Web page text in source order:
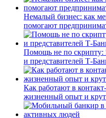
Немалый бизнес: как
помогают
Помощь не по скрипту:
и представителей Т-
Как работают в
жизненный опыт и